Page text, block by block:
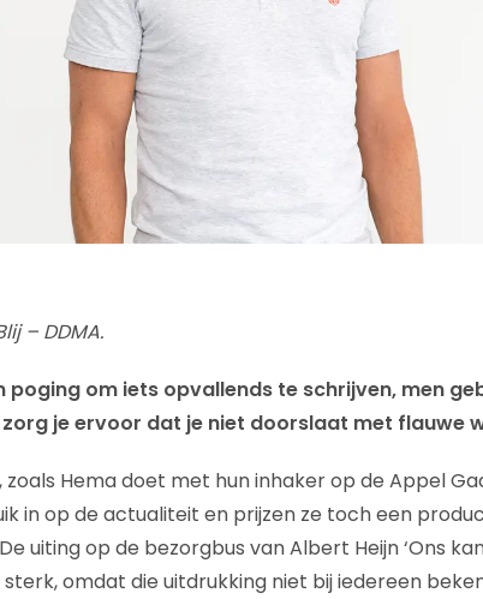
– DDMA.
poging om iets opvallends te schrijven, men
je ervoor dat je niet doorslaat met flauwe
zoals Hema doet met hun inhaker op de Appel
in op de actualiteit en prijzen ze toch een
uiting op de bezorgbus van Albert Heijn ‘Ons
omdat die uitdrukking niet bij iedereen